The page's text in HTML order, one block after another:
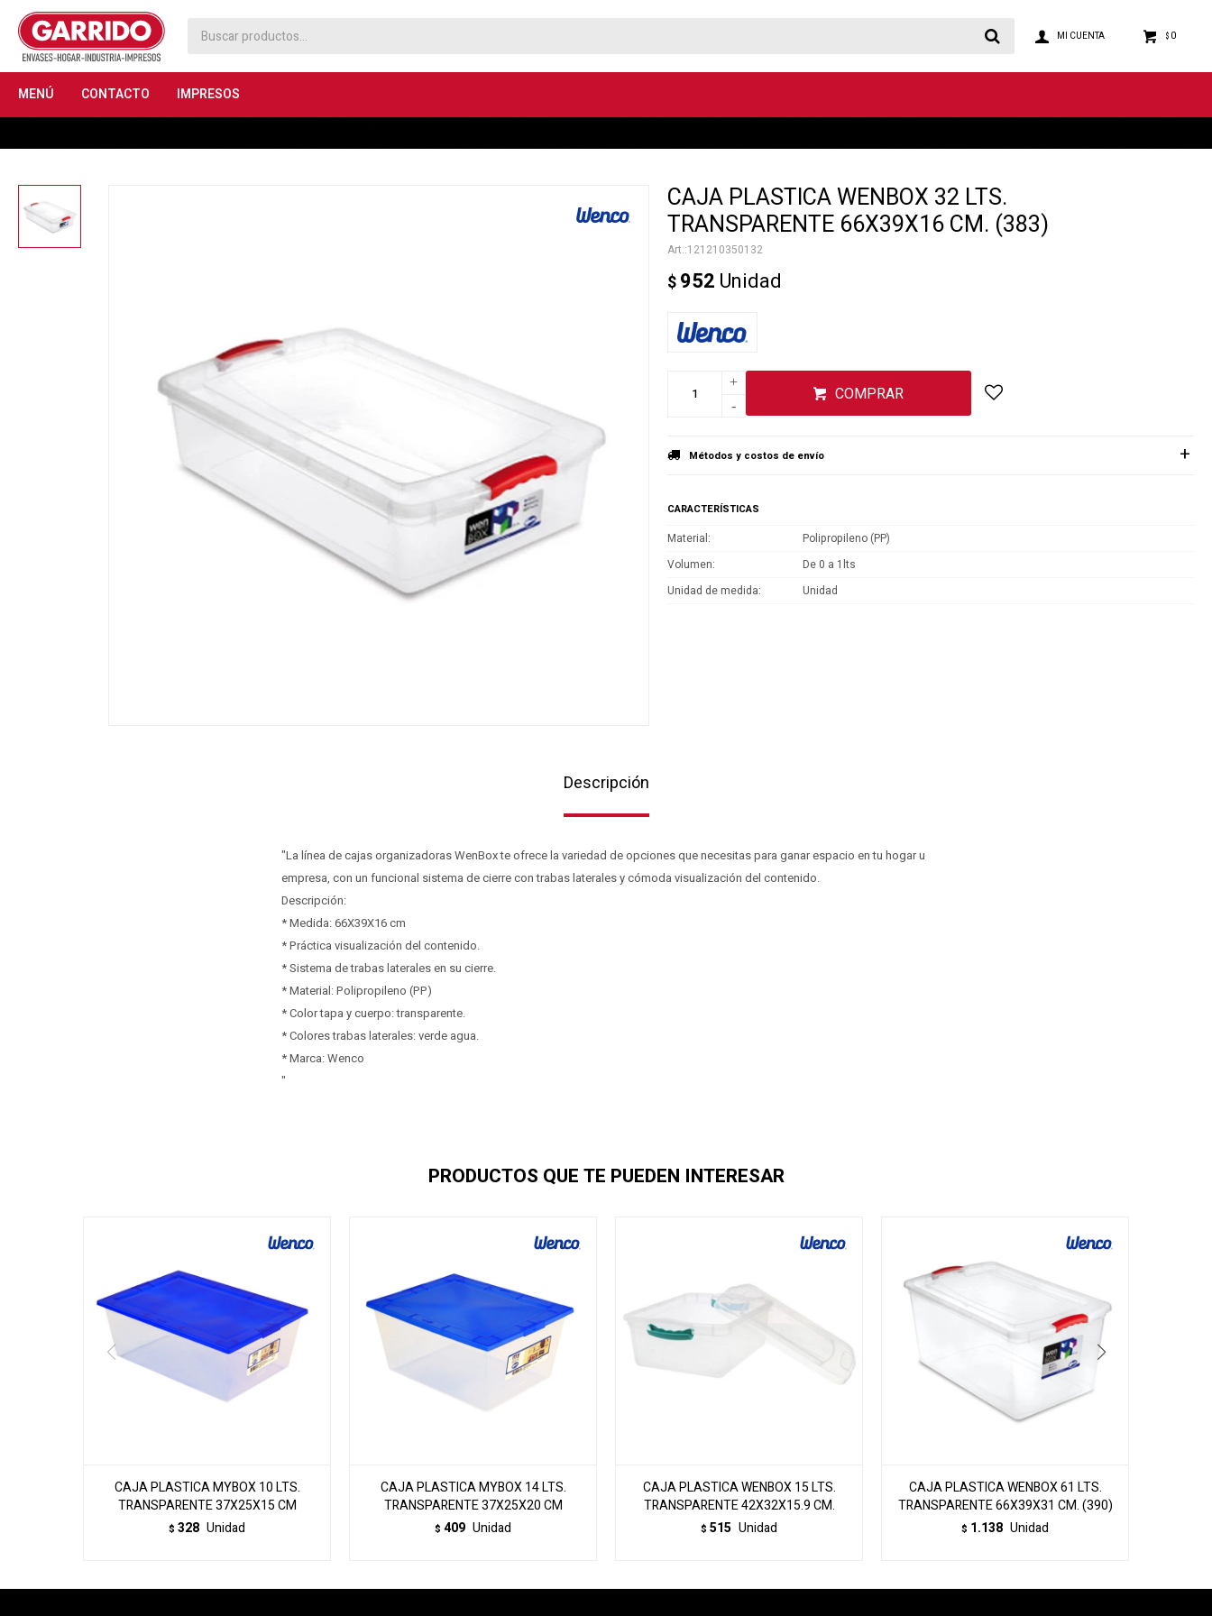
MENÚ CONTACTO IMPRESOS
$ 0
CAJA PLASTICA WENBOX 32 LTS.
TRANSPARENTE 66X39X16 CM. (383)
121210350132
$ 952 Unidad
+
-
COMPRAR
Métodos y costos de envío
CARACTERÍSTICAS
Material
Polipropileno (PP)
Volumen
De 0 a 1lts
Unidad de medida
Unidad
Descripción
"La línea de cajas organizadoras WenBox te ofrece la variedad de opciones que necesitas para ganar espacio en tu hogar u
empresa, con un funcional sistema de cierre con trabas laterales y cómoda visualización del contenido.
Descripción:
* Medida: 66X39X16 cm
* Práctica visualización del contenido.
* Sistema de trabas laterales en su cierre.
* Material: Polipropileno (PP)
* Color tapa y cuerpo: transparente.
* Colores trabas laterales: verde agua.
* Marca: Wenco
"
PRODUCTOS QUE TE PUEDEN INTERESAR
CAJA PLASTICA MYBOX 10 LTS.
TRANSPARENTE 37X25X15 CM
$ 328 Unidad
CAJA PLASTICA MYBOX 14 LTS.
TRANSPARENTE 37X25X20 CM
$ 409 Unidad
CAJA PLASTICA WENBOX 15 LTS.
TRANSPARENTE 42X32X15.9 CM.
$ 515 Unidad
CAJA PLASTICA WENBOX 61 LTS.
TRANSPARENTE 66X39X31 CM. (390)
$ 1.138 Unidad